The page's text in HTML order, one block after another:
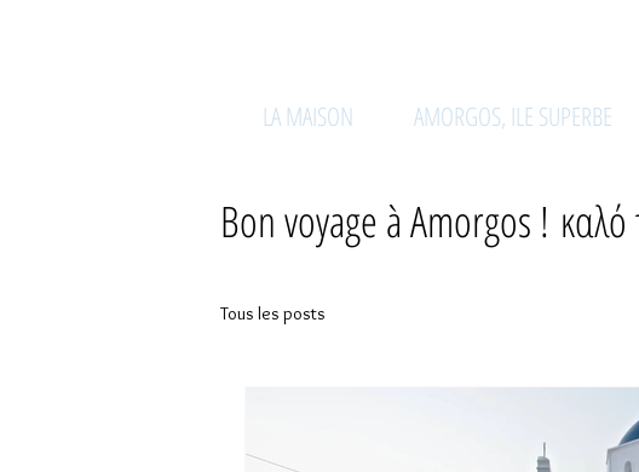
LA MAISON AMORGOS, ILE SUPERBE
Bon voyage à Amorgos ! καλό
Tous les posts